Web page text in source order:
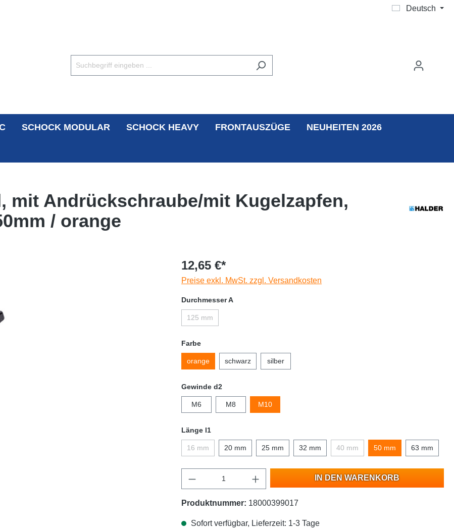
Deutsch
SCHOCK MODULAR SCHOCK HEAVY FRONTAUSZÜGE NEUHEITEN 2026
mit Andrückschraube/mit Kugelzapfen,
/ orange
12,65 €*
Preise exkl. MwSt. zzgl. Versandkosten
Durchmesser A
125 mm
Farbe
orange schwarz silber
Gewinde d2
M6 M8 M10
Länge l1
16 mm 20 mm 25 mm 32 mm 40 mm 50 mm 63 mm
IN DEN WARENKORB
Produktnummer: 18000399017
Sofort verfügbar, Lieferzeit: 1-3 Tage